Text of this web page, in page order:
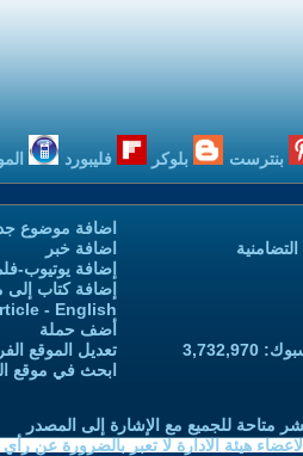
بنترست بلوكر فليبورد
اضافة موضوع
اضافة خبر
إضافة يوتيوب-
إضافة كتاب إلى
- English
أضف حملة
تعديل الموقع
ابحث في موقع
متاحة للجميع مع الإشارة إلى المصدر
هيئة الادارة لا تعبر بالضرورة عن رأي